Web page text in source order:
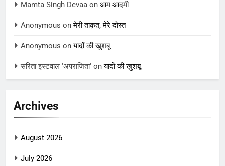
Mamta Singh Devaa on आम आदमी
Anonymous onमेरी ताक़त, मेरे दोस्त
Anonymous onयादों की खुशबू
सरिता इस्टवाल 'अपराजिता' onयादों की खुशबू
Archives
August 2026
July 2026